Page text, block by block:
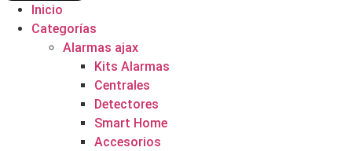
Inicio
Categorías
Alarmas ajax
Kits Alarmas
Centrales
Detectores
Smart Home
Accesorios